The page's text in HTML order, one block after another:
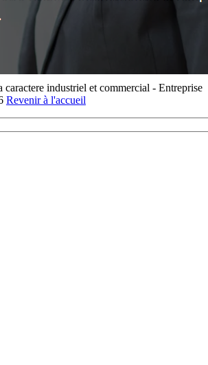
caractere industriel et commercial - Entreprise
Revenir à l'accueil